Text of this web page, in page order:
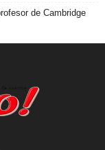
de Cambridge